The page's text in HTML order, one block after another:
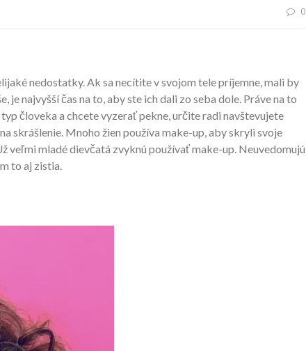
0
nedostatky. Ak sa necítite v svojom tele príjemne, mali by
najvyšší čas na to, aby ste ich dali zo seba dole. Práve na to
človeka a chcete vyzerať pekne, určite radi navštevujete
skrášlenie. Mnoho žien používa make-up, aby skryli svoje
veľmi mladé dievčatá zvyknú používať make-up. Neuvedomujú
to aj zistia.